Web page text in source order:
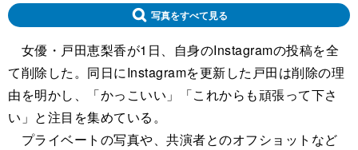
写真をすべて見る
女優・戸田恵梨香が1日、自身のInstagramの投稿を全
て削除した。同日にInstagramを更新した戸田は削除の理
由を明かし、「かっこいい」「これからも頑張って下さ
い」と注目を集めている。
プライベートの写真や、共演者とのオフショットなど